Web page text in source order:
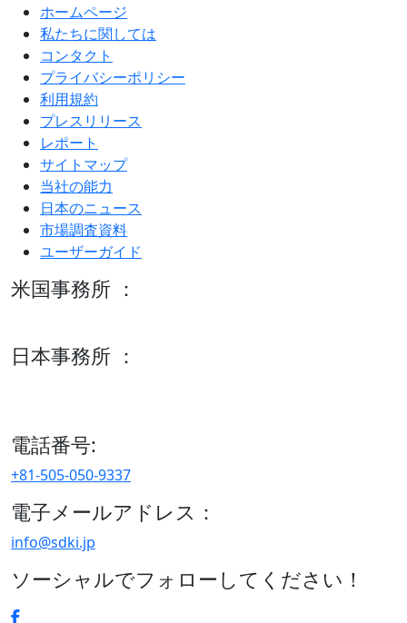
ホームページ
私たちに関しては
コンタクト
プライバシーポリシー
利用規約
プレスリリース
レポート
サイトマップ
当社の能力
日本のニュース
市場調査資料
ユーザーガイド
米国事務所 ：
日本事務所 ：
電話番号:
+81-505-050-9337
電子メールアドレス：
info@sdki.jp
ソーシャルでフォローしてください！